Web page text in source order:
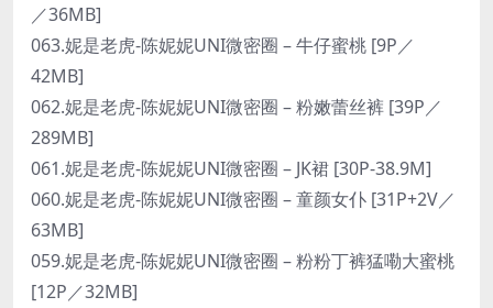
／36MB]
063.妮是老虎-陈妮妮UNI微密圈 – 牛仔蜜桃 [9P／
42MB]
062.妮是老虎-陈妮妮UNI微密圈 – 粉嫩蕾丝裤 [39P／
289MB]
061.妮是老虎-陈妮妮UNI微密圈 – JK裙 [30P-38.9M]
060.妮是老虎-陈妮妮UNI微密圈 – 童颜女仆 [31P+2V／
63MB]
059.妮是老虎-陈妮妮UNI微密圈 – 粉粉丁裤猛嘞大蜜桃
[12P／32MB]